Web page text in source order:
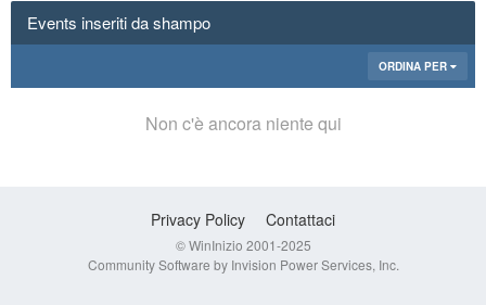
Events inseriti da shampo
ORDINA PER
Non c'è ancora niente qui
Privacy Policy Contattaci
© WinInizio 2001-2025
Community Software by Invision Power Services, Inc.